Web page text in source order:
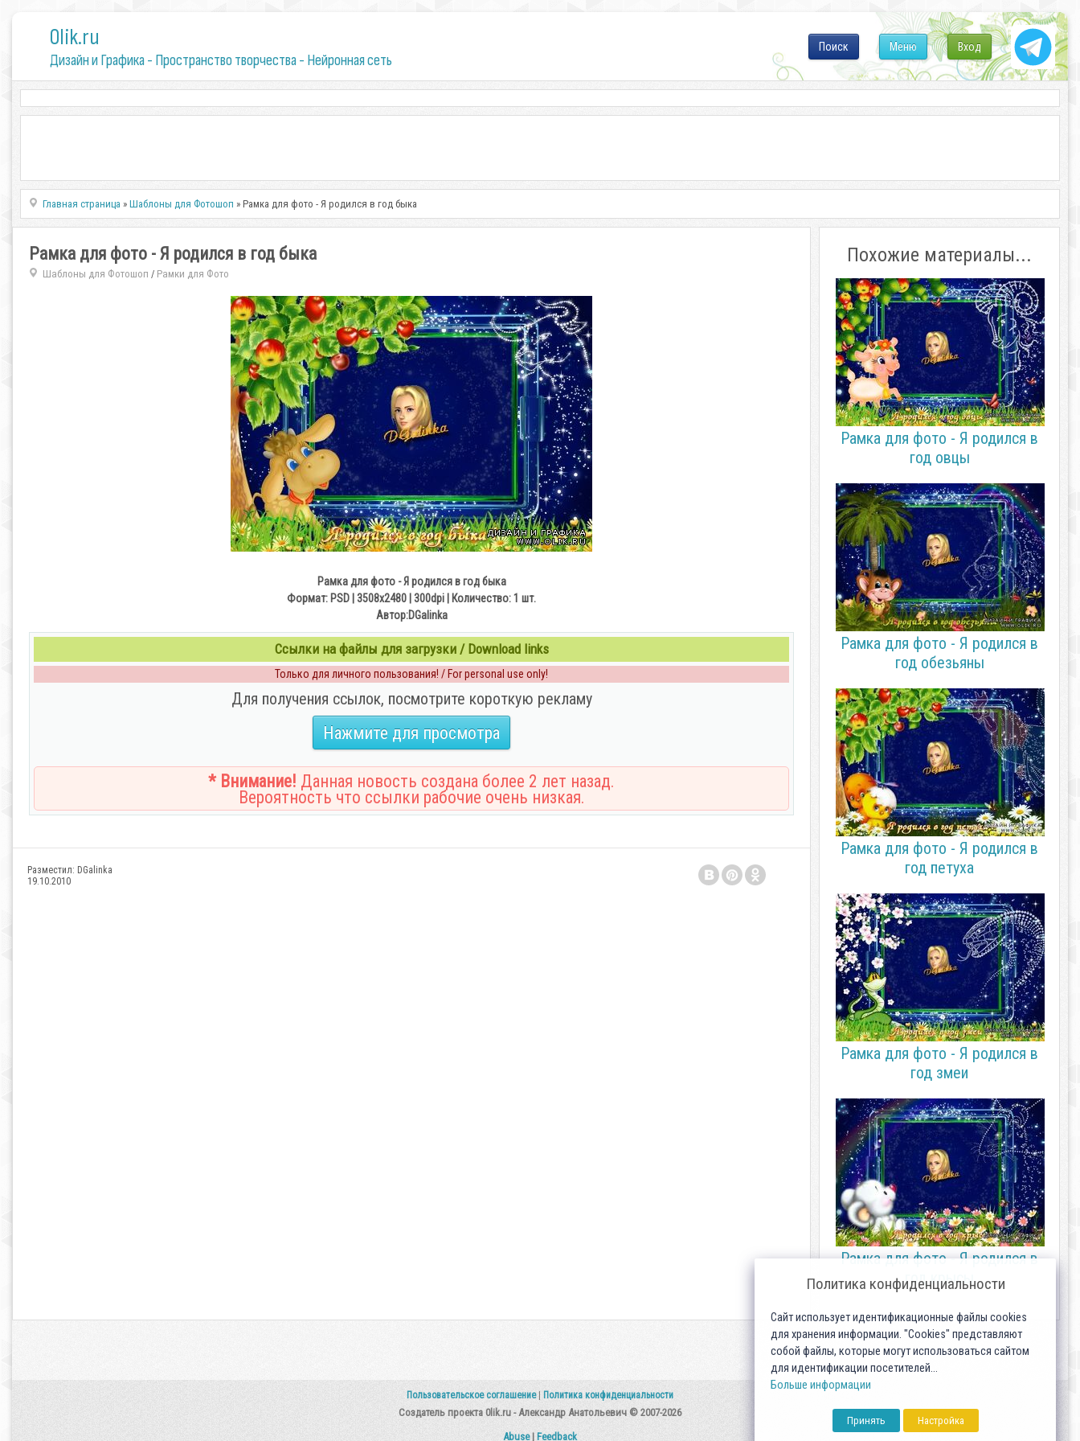
0lik.ru
Дизайн и Графика - Пространство творчества - Нейронная сеть
Вход
Меню
Поиск
Главная страница »Шаблоны для Фотошоп » Рамка для фото - Я родился в год быка
Рамка для фото - Я родился в год быка
Шаблоны для Фотошоп / Рамки для Фото
Рамка для фото - Я родился в год быка
Формат: PSD | 3508х2480 | 300dpi | Количество: 1 шт.
Автор:DGalinka
Ссылки на файлы для загрузки / Download links
Только для личного пользования! / For personal use only!
Для получения ссылок, посмотрите короткую рекламу
Нажмите для просмотра
* Внимание! Данная новость создана более 2 лет назад.
Вероятность что ссылки рабочие очень низкая.
Разместил: DGalinka
19.10.2010
Похожие материалы...
Рамка для фото - Я родился в
год овцы
Рамка для фото - Я родился в
год обезьяны
Рамка для фото - Я родился в
год петуха
Рамка для фото - Я родился в
год змеи
Рамка для фото - Я родился в
год крысы
Пользовательское соглашение Политика конфиденциальности
Создатель проекта 0lik.ru - Александр Анатольевич © 2007-2026
Abuse| Feedback
Политика конфиденциальности
Сайт использует идентификационные файлы cookies
для хранения информации. "Cookies" представляют
собой файлы, которые могут использоваться сайтом
для идентификации посетителей...
Больше информации
Принять Настройка